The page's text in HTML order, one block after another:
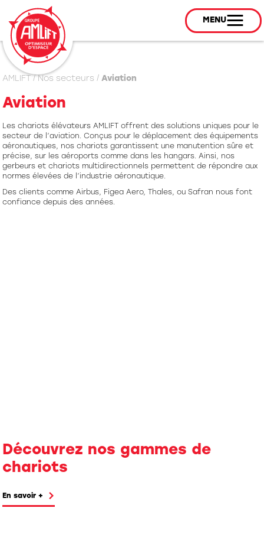
MENU
AMLIFT/Nos secteurs /Aviation
Aviation
Les chariots élévateurs AMLIFT offrent des solutions uniques pour le
secteur de l’aviation. Conçus pour le déplacement des équipements
aéronautiques, nos chariots garantissent une manutention sûre et
précise, sur les aéroports comme dans les hangars. Ainsi, nos
gerbeurs et chariots multidirectionnels permettent de répondre aux
normes élevées de l’industrie aéronautique.
Des clients comme Airbus, Figea Aero, Thales, ou Safran nous font
confiance depuis des années.
Découvrez nos gammes de
chariots
En savoir +